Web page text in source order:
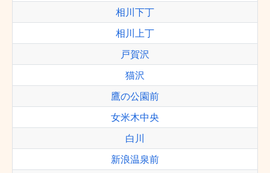
相川下丁
相川上丁
戸賀沢
猫沢
鷹の公園前
女米木中央
白川
新浪温泉前